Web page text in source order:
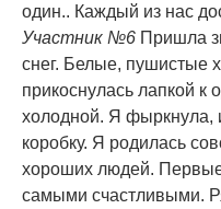
один.. Каждый из нас
Участник №6 Пришла
снег. Белые, пушистые
прикоснулась лапкой к
холодной. Я фыркнула,
коробку. Я родилась
хороших людей.
самыми счастливыми.